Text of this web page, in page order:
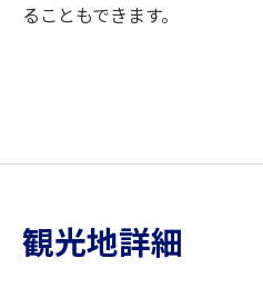
ることもできます。
観光地詳細